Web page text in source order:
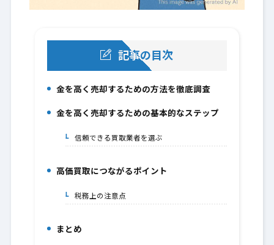
記事の目次
金を高く売却するための方法を徹底調査
2.金を高く売却するための基本的なステップ
2-1.信頼できる買取業者を選ぶ
高価買取につながるポイント
3-1.税務上の注意点
まとめ